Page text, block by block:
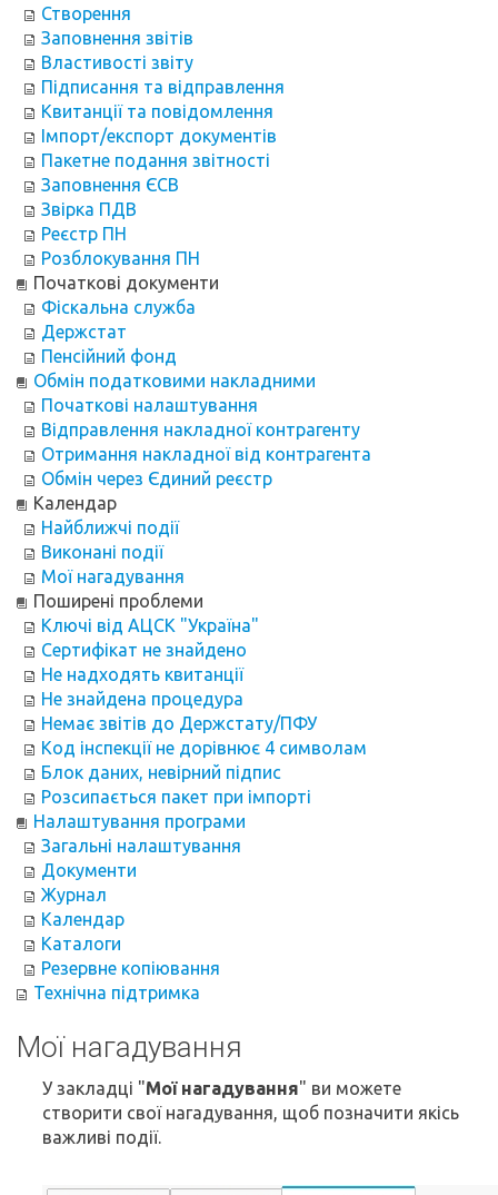
Створення
Заповнення звітів
Властивості звіту
Підписання та відправлення
Квитанції та повідомлення
Імпорт/експорт документів
Пакетне подання звітності
Заповнення ЄСВ
Звірка ПДВ
Реєстр ПН
Розблокування ПН
Початкові документи
Фіскальна служба
Держстат
Пенсійний фонд
Обмін податковими накладними
Початкові налаштування
Відправлення накладної контрагенту
Отримання накладної від контрагента
Обмін через Єдиний реєстр
Календар
Найближчі події
Виконані події
Мої нагадування
Поширені проблеми
Ключі від АЦСК "Україна"
Сертифікат не знайдено
Не надходять квитанції
Не знайдена процедура
Немає звітів до Держстату/ПФУ
Код інспекції не дорівнює 4 символам
Блок даних, невірний підпис
Розсипається пакет при імпорті
Налаштування програми
Загальні налаштування
Документи
Журнал
Календар
Каталоги
Резервне копіювання
Технічна підтримка
Мої нагадування
У закладці "Мої нагадування" ви можете
створити свої нагадування, щоб позначити якісь
важливі події.